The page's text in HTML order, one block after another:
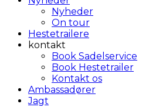
Nyheder
On tour
Hestetrailere
kontakt
Book Sadelservice
Book Hestetrailer
Kontakt os
Ambassadører
Jagt